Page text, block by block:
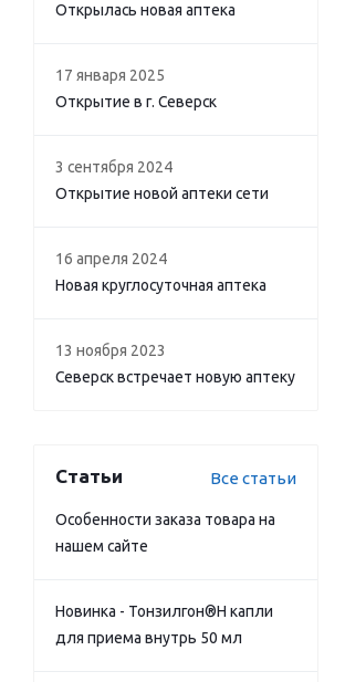
Открылась новая аптека
17 января 2025
Открытие в г. Северск
3 сентября 2024
Открытие новой аптеки сети
16 апреля 2024
Новая круглосуточная аптека
13 ноября 2023
Северск встречает новую аптеку
Статьи Все статьи
Особенности заказа товара на
нашем сайте
Новинка - Тонзилгон®Н капли
для приема внутрь 50 мл